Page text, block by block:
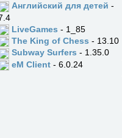
Английский для детей -
LiveGames - 1_85
The King of Chess - 13.10
Subway Surfers - 1.35.0
eM Client - 6.0.24